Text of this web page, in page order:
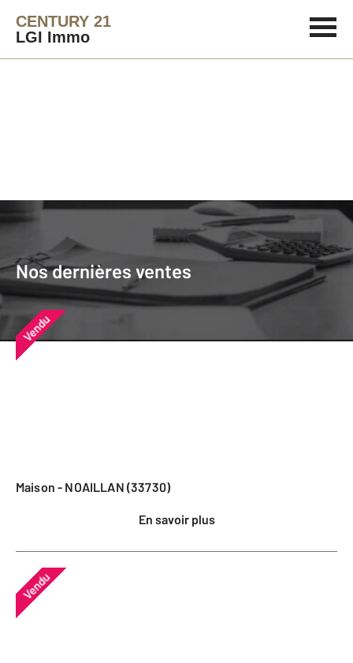
CENTURY 21
LGI Immo
Nos dernières ventes
Nos dernières ventes
Nos derniers biens vendus près de
chez vous
Vendu
Maison - NOAILLAN (33730)
En savoir plus
Vendu